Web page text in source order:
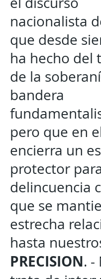
nacionalista
que desde
ha hecho del
de la
bandera
pero que en
encierra un
protector
delincuencia
que se
estrecha
hasta
PRECISION. -